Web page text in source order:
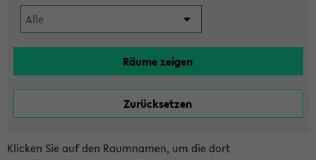
Klicken Sie auf den Raumnamen, um die dort